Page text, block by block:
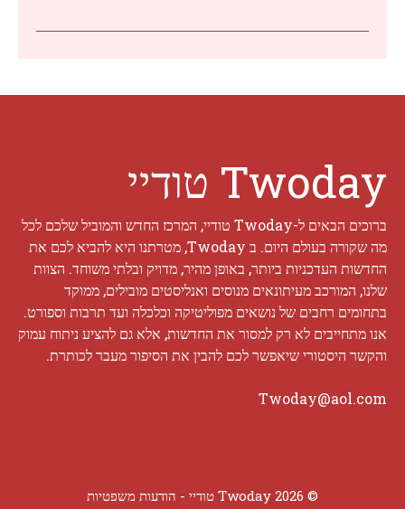
Twoday טודיי
ברוכים הבאים ל-Twoday טודיי, המרכז החדש והמוביל שלכם לכל
מה שקורה בעולם היום. ב Twoday, מטרתנו היא להביא לכם את
החדשות העדכניות ביותר, באופן מהיר, מדויק ובלתי משוחד. הצוות
שלנו, המורכב מעיתונאים מנוסים ואנליסטים מובילים, ממוקד
בתחומים רחבים של נושאים מפוליטיקה וכלכלה ועד תרבות וספורט.
אנו מתחייבים לא רק למסור את החדשות, אלא גם להציע ניתוח עמוק
והקשר היסטורי שיאפשר לכם להבין את הסיפור מעבר לכותרת.
Twoday@aol.com
© 2026 Twoday טודיי - הודעות משפטיות